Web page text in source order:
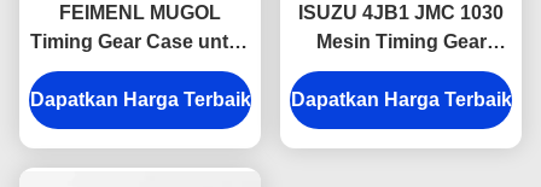
FEIMENL MUGOL
Timing Gear Case untuk
ISUZU 4JB1 JMC 1030
8-94155361-0 Bagian
truk ISUZU
Dapatkan Harga Terbaik
ISUZU 4JB1 JMC 1030
Mesin Timing Gear
Cover 8-94155360-0
1002401BB
Dapatkan Harga Terbaik